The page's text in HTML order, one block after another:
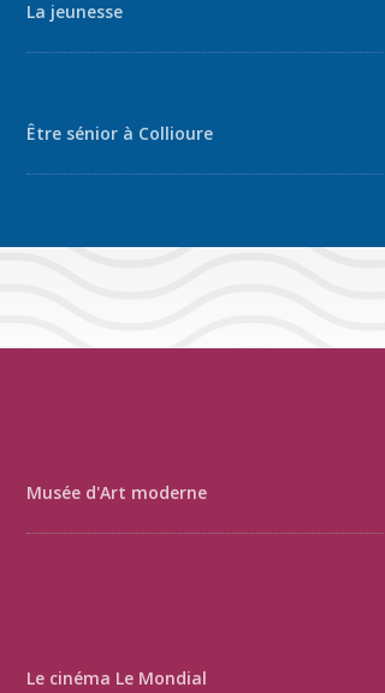
La jeunesse
Être sénior à Collioure
Musée d'Art moderne
Le cinéma Le Mondial